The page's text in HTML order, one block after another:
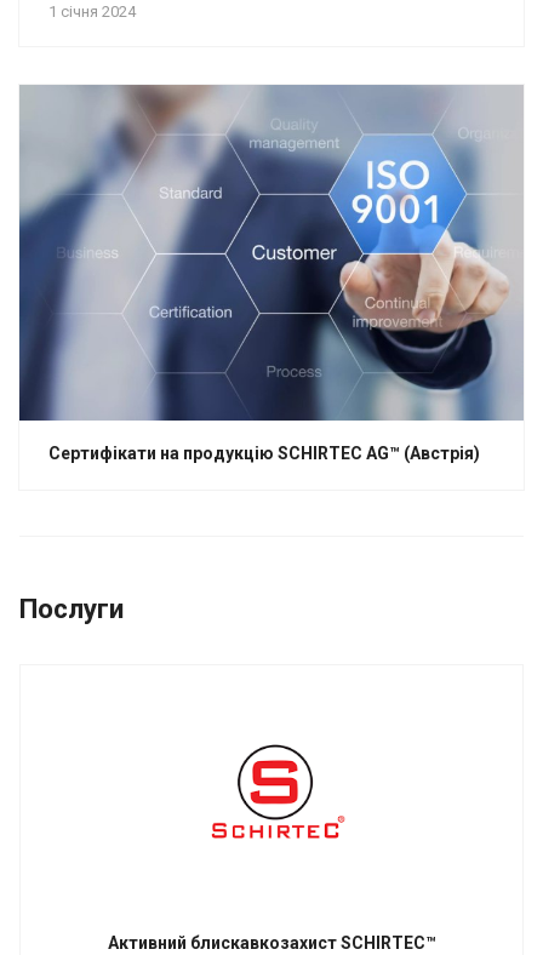
1 січня 2024
Сертифікати на продукцію SCHIRTEC AG™ (Австрія)
Послуги
Активний блискавкозахист SCHIRTEC™